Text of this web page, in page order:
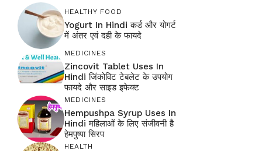
HEALTHY FOOD
Yogurt In Hindi कर्ड और योगर्ट
में अंतर एवं दही के फायदे
MEDICINES
Zincovit Tablet Uses In
Hindi जिंकोविट टेबलेट के उपयोग
फायदे और साइड इफेक्ट
MEDICINES
Hempushpa Syrup Uses In
Hindi महिलाओं के लिए संजीवनी है
हेमपुष्पा सिरप
HEALTH